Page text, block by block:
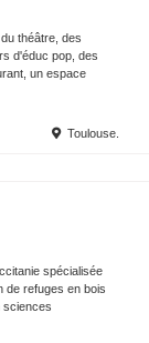
théâtre, des
d'éduc pop, des
un espace
Toulouse.
spécialisée
de refuges en bois
sciences